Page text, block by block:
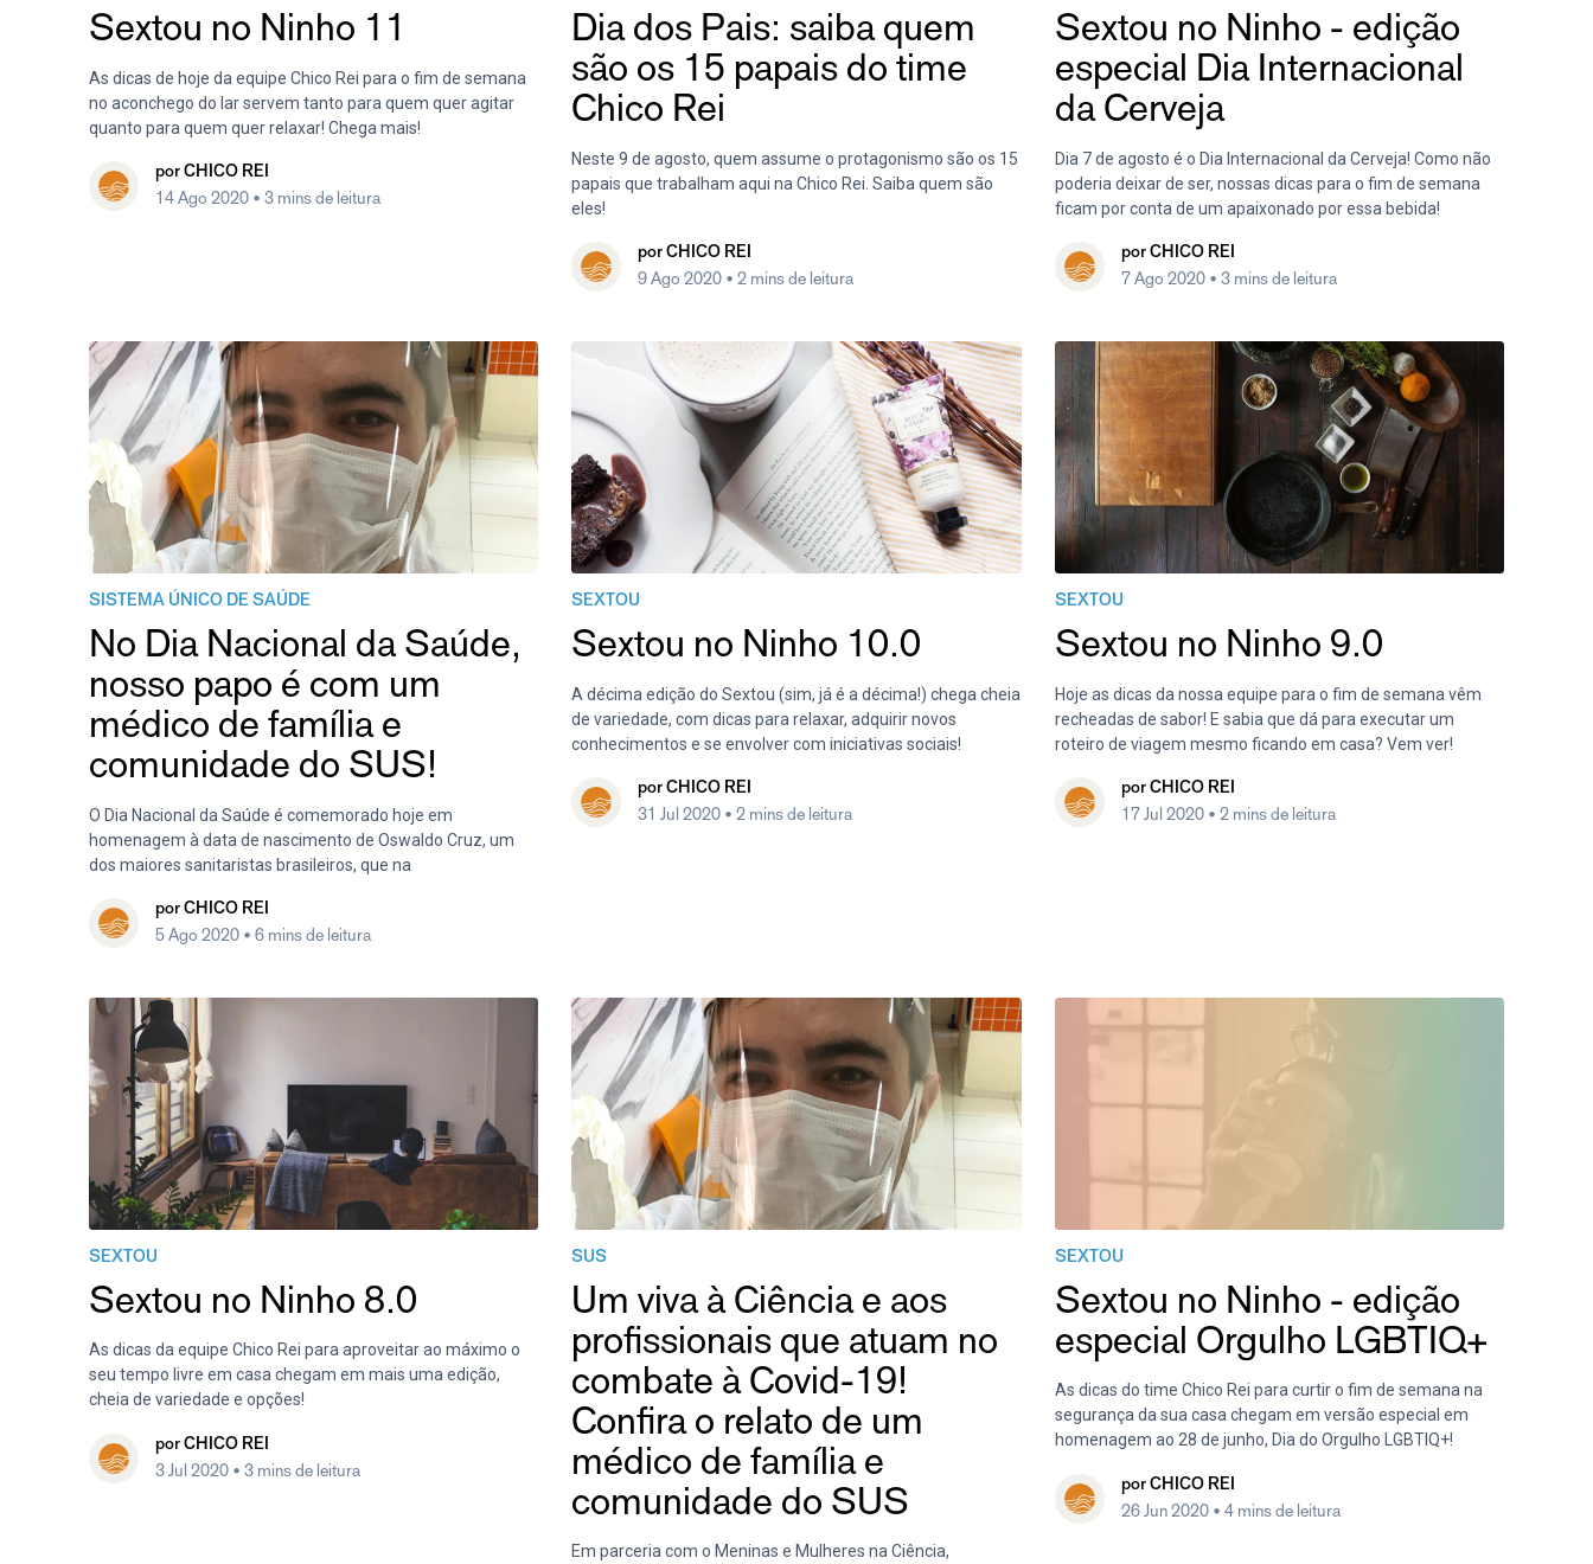
Sextou no Ninho 11
As dicas de hoje da equipe Chico Rei para o fim de semana
no aconchego do lar servem tanto para quem quer agitar
quanto para quem quer relaxar! Chega mais!
por CHICO REI
14 Ago 2020 • 3 mins de leitura
Dia dos Pais: saiba quem
são os 15 papais do time
Chico Rei
Neste 9 de agosto, quem assume o protagonismo são os 15
papais que trabalham aqui na Chico Rei. Saiba quem são
eles!
porCHICO REI
9 Ago 2020 • 2 mins de leitura
Sextou no Ninho - edição
especial Dia Internacional
da Cerveja
Dia 7 de agosto é o Dia Internacional da Cerveja! Como não
poderia deixar de ser, nossas dicas para o fim de semana
ficam por conta de um apaixonado por essa bebida!
por CHICO REI
7 Ago 2020 • 3 mins de leitura
SISTEMA ÚNICO DE SAÚDE
No Dia Nacional da Saúde,
nosso papo é com um
médico de família e
comunidade do SUS!
O Dia Nacional da Saúde é comemorado hoje em
homenagem à data de nascimento de Oswaldo Cruz, um
dos maiores sanitaristas brasileiros, que na
por CHICO REI
5 Ago 2020 • 6 mins de leitura
SEXTOU
Sextou no Ninho 10.0
A décima edição do Sextou (sim, já é a décima!) chega cheia
de variedade, com dicas para relaxar, adquirir novos
conhecimentos e se envolver com iniciativas sociais!
porCHICO REI
31 Jul 2020 • 2 mins de leitura
SEXTOU
Sextou no Ninho 9.0
Hoje as dicas da nossa equipe para o fim de semana vêm
recheadas de sabor! E sabia que dá para executar um
roteiro de viagem mesmo ficando em casa? Vem ver!
por CHICO REI
17 Jul 2020 • 2 mins de leitura
SEXTOU
Sextou no Ninho 8.0
As dicas da equipe Chico Rei para aproveitar ao máximo o
seu tempo livre em casa chegam em mais uma edição,
cheia de variedade e opções!
por CHICO REI
3 Jul 2020 • 3 mins de leitura
SUS
Um viva à Ciência e aos
profissionais que atuam no
combate à Covid-19!
Confira o relato de um
médico de família e
comunidade do SUS
Em parceria com o Meninas e Mulheres na Ciência,
SEXTOU
Sextou no Ninho - edição
especial Orgulho LGBTIQ+
As dicas do time Chico Rei para curtir o fim de semana na
segurança da sua casa chegam em versão especial em
homenagem ao 28 de junho, Dia do Orgulho LGBTIQ+!
por CHICO REI
26 Jun 2020 • 4 mins de leitura